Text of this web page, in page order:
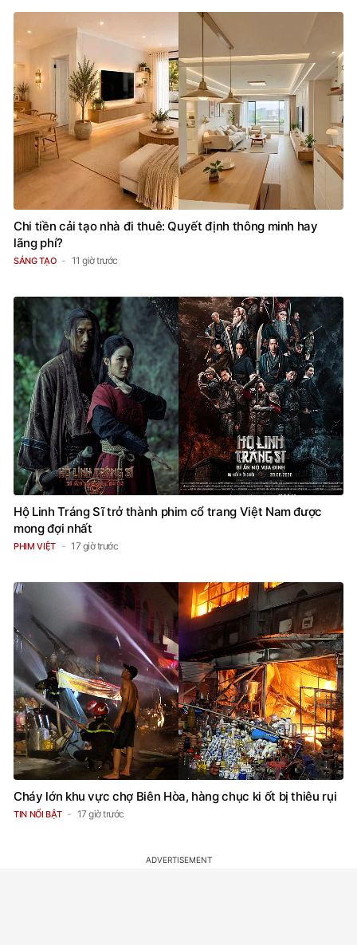
Chi tiền cải tạo nhà đi thuê: Quyết định thông minh hay
lãng phí?
SÁNG TẠO 11 giờ trước
Hộ Linh Tráng Sĩ trở thành phim cổ trang Việt Nam được
mong đợi nhất
PHIM VIỆT 17 giờ trước
Cháy lớn khu vực chợ Biên Hòa, hàng chục ki ốt bị thiêu rụi
TIN NỔI BẬT 17 giờ trước